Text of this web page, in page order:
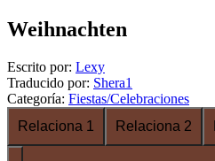
Weihnachten
Escrito por: Lexy
Traducido por: Shera1
Categoría: Fiestas/Celebraciones
Relaciona 1
Relaciona 2